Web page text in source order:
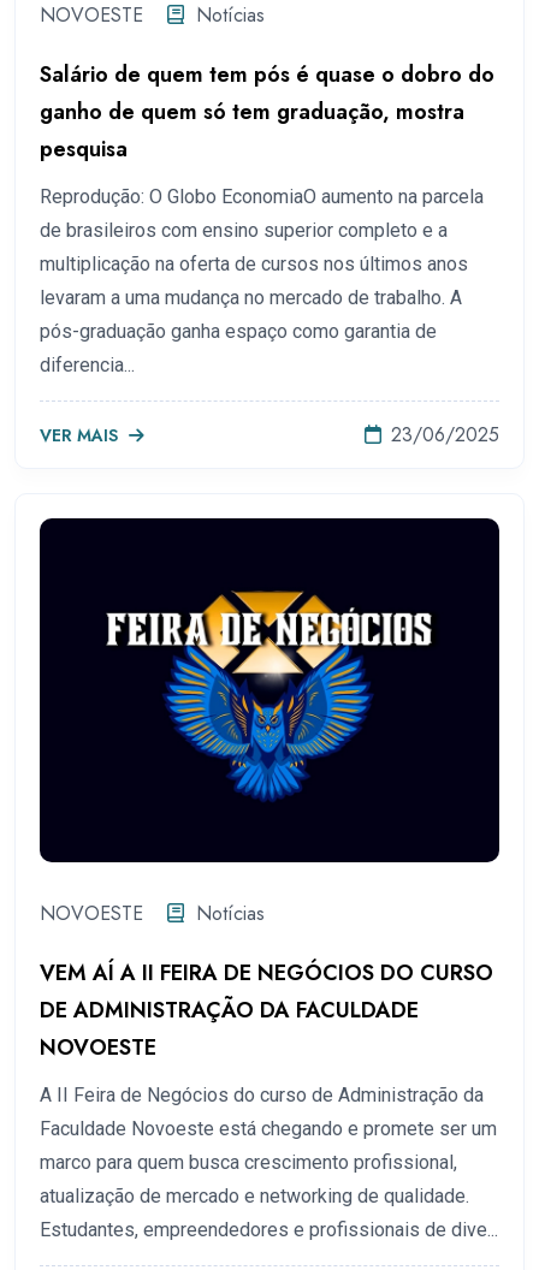
NOVOESTE Notícias
Salário de quem tem pós é quase o dobro do
ganho de quem só tem graduação, mostra
pesquisa
Reprodução: O Globo EconomiaO aumento na parcela
de brasileiros com ensino superior completo e a
multiplicação na oferta de cursos nos últimos anos
levaram a uma mudança no mercado de trabalho. A
pós-graduação ganha espaço como garantia de
diferencia...
VER MAIS 23/06/2025
NOVOESTE Notícias
VEM AÍ A II FEIRA DE NEGÓCIOS DO CURSO
DE ADMINISTRAÇÃO DA FACULDADE
NOVOESTE
A II Feira de Negócios do curso de Administração da
Faculdade Novoeste está chegando e promete ser um
marco para quem busca crescimento profissional,
atualização de mercado e networking de qualidade.
Estudantes, empreendedores e profissionais de dive...